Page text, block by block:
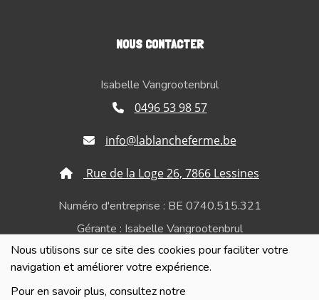
Nous utilisons sur ce site des cookies pour faciliter votre
navigation et améliorer votre expérience.
Pour en savoir plus, consultez notre
NOUS CONTACTER
Isabelle Vangrootenbrul
0496 53 98 57
info@lablancheferme.be
Rue de la Loge 26, 7866 Lessines
Numéro d'entreprise : BE 0740.515.321
Gérante : Isabelle Vangrootenbrul
Politique de confidentialité et de respect de la vie
privée